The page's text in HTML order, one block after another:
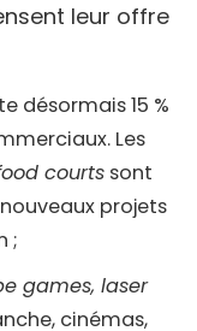
leur offre
désormais 15 %
Les
courts sont
projets
;
games, laser
cinémas,